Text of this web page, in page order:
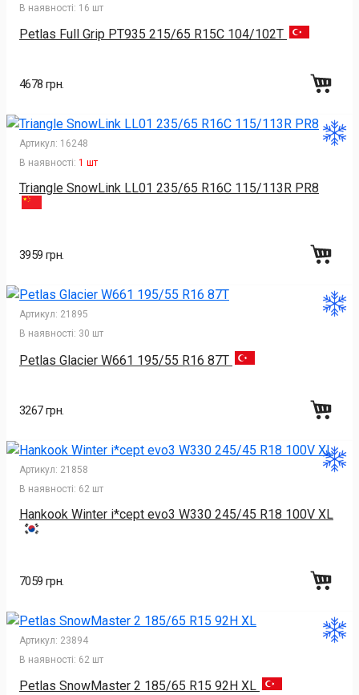
В наявності: 16 шт
Petlas Full Grip PT935 215/65 R15C 104/102T
4678 грн.
Артикул: 16248
В наявності: 1 шт
Triangle SnowLink LL01 235/65 R16C 115/113R PR8
3959 грн.
Артикул: 21895
В наявності: 30 шт
Petlas Glacier W661 195/55 R16 87T
3267 грн.
Артикул: 21858
В наявності: 62 шт
Hankook Winter i*cept evo3 W330 245/45 R18 100V XL
7059 грн.
Артикул: 23894
В наявності: 62 шт
Petlas SnowMaster 2 185/65 R15 92H XL